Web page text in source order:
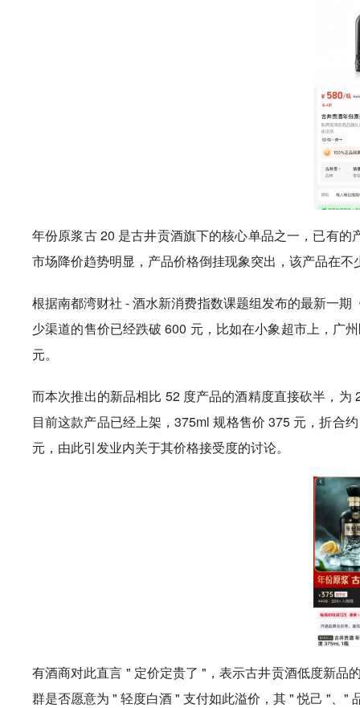
年份原浆古 20 是古井贡酒旗下的核心单品之一，已有
市场降价趋势明显，产品价格倒挂现象突出，该产品在
根据南都湾财社 - 酒水新消费指数课题组发布的最新一
少渠道的售价已经跌破 600 元，比如在小象超市上，广
元。
而本次推出的新品相比 52 度产品的酒精度直接砍半，
目前这款产品已经上架，375ml 规格售价 375 元，折合
元，由此引发业内关于其价格接受度的讨论。
有酒商对此直言 " 定价定贵了 "，表示古井贡酒低度新品
群是否愿意为 " 轻度白酒 " 支付如此溢价，其 " 悦己 "、"